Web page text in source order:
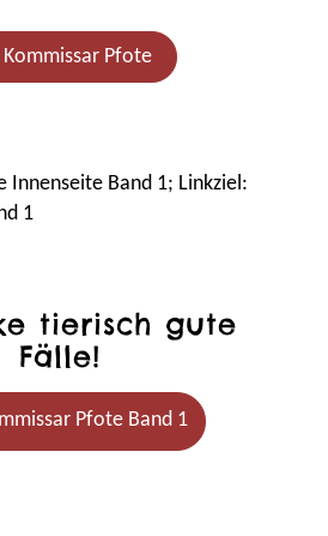
Pfote
tierisch gute
Fälle!
Pfote Band 1
Kommissar Pfote (Band 1) -